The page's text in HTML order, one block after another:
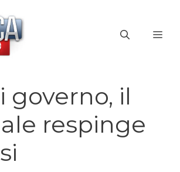
governo, il
respinge